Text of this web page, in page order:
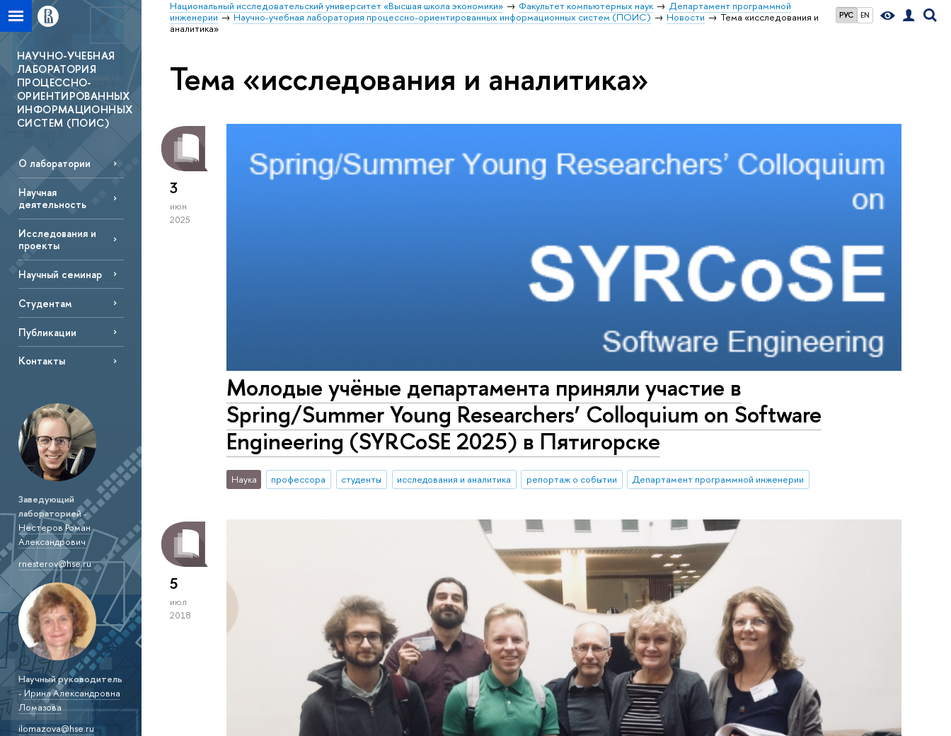
РУС EN
Национальный исследовательский университет «Высшая школа экономики» Факультет компьютерных наук
Департамент программной
инженерии
Научно-учебная лаборатория процессно-ориентированных информационных систем (ПОИС) Новости
Тема «исследования и
аналитика»
НАУЧНО-УЧЕБНАЯ
ЛАБОРАТОРИЯ
ПРОЦЕССНО-
ОРИЕНТИРОВАННЫХ
ИНФОРМАЦИОННЫХ
СИСТЕМ (ПОИС)
О лаборатории
Научная
деятельность
Исследования и
проекты
Научный семинар
Студентам
Публикации
Контакты
Заведующий
лабораторией-
Нестеров Роман
Александрович
rnesterov@hse.ru
Научный руководитель
-Ирина Александровна
Ломазова
ilomazova@hse.ru
Тема «исследования и аналитика»
3
июн
2025
Молодые учёные департамента приняли участие в
Spring/Summer Young Researchers’ Colloquium on Software
Engineering (SYRCoSE 2025) в Пятигорске
Наука профессора студенты исследования и аналитика репортаж о событии Департамент программной инженерии
5
июл
2018